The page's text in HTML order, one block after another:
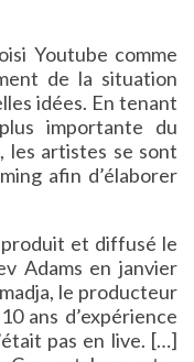
Youtube comme
de la situation
idées. En tenant
importante du
les artistes se sont
afin d’élaborer
produit et diffusé le
Adams en janvier
le producteur
ans d’expérience
pas en live. […]